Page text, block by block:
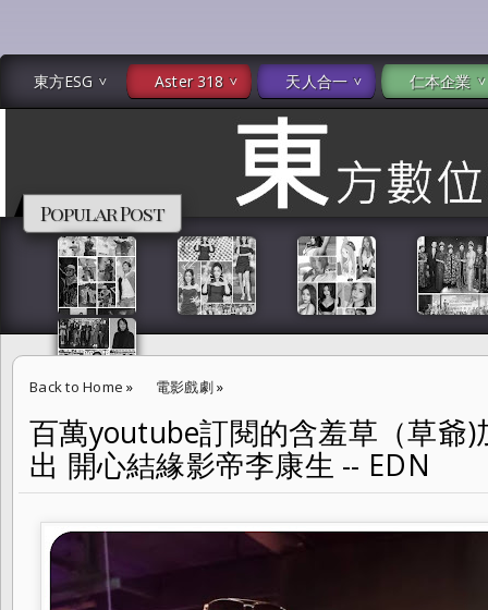
東方ESG Aster 318 天人合一 仁本企業
Popular Post
Back to Home » 電影戲劇»
百萬youtube訂閱的含羞草（草爺)加入電影「山中森林」演出 開心結
百萬youtube訂閱的含羞草（草爺
出 開心結緣影帝李康生 -- EDN